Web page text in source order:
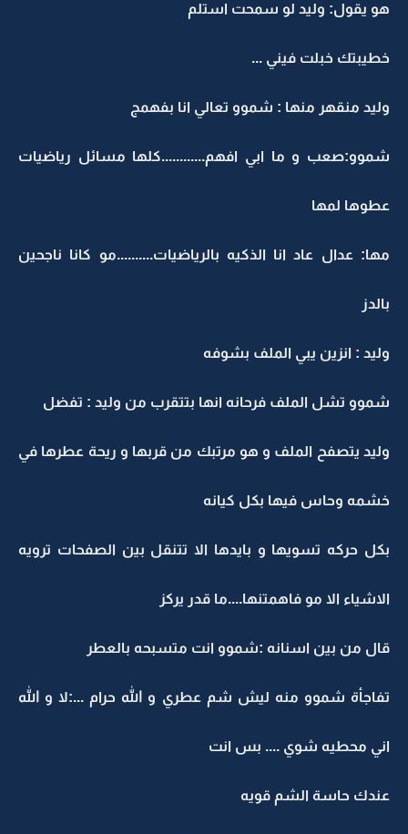
هو يقول: وليد لو سمحت استلم
خطيبتك خبلت فيني ...
وليد منقهر منها : شموو تعالي انا بفهمج
شموو:صعب و ما ابي افهم............كلها مسائل رياضيات
عطوها لمها
مها: عدال عاد انا الذكيه بالرياضيات..........مو كانا ناجحين
بالدز
وليد : انزين يبي الملف بشوفه
شموو تشل الملف فرحانه انها بتتقرب من وليد : تفضل
وليد يتصفح الملف و هو مرتبك من قربها و ريحة عطرها في
خشمه وحاس فيها بكل كيانه
بكل حركه تسويها و بايدها الا تتنقل بين الصفحات ترويه
الاشياء الا مو فاهمتنها....ما قدر يركز
قال من بين اسنانه :شموو انت متسبحه بالعطر
تفاجأة شموو منه ليش شم عطري و الله حرام ...:لا و الله
اني محطيه شوي .... بس انت
عندك حاسة الشم قويه